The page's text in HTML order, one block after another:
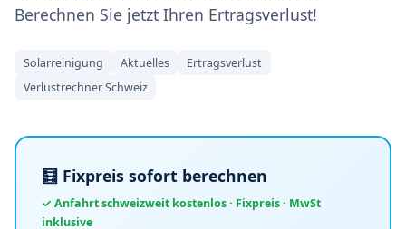
Berechnen Sie jetzt Ihren Ertragsverlust!
Solarreinigung Aktuelles
Ertragsverlust
Verlustrechner Schweiz
🧮 Fixpreis sofort berechnen
✓ Anfahrt schweizweit kostenlos · Fixpreis · MwSt
inklusive